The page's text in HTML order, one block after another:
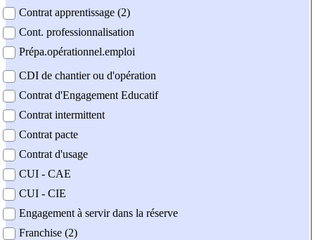
Contrat apprentissage (2)
Cont. professionnalisation
Prépa.opérationnel.emploi
CDI de chantier ou d'opération
Contrat d'Engagement Educatif
Contrat intermittent
Contrat pacte
Contrat d'usage
CUI - CAE
CUI - CIE
Engagement à servir dans la réserve
Franchise (2)